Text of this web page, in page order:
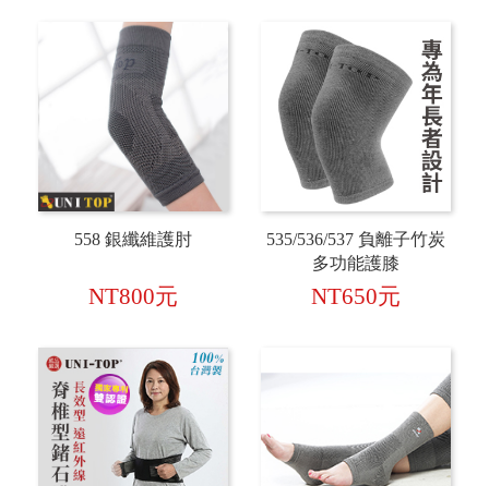
558 銀纖維護肘
NT800元
535/536/537 負離子竹炭
多功能護膝
NT650元